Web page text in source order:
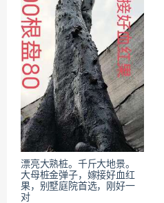
漂亮大熟桩。千斤大地景。
大母桩金弹子，嫁接好血红
果，别墅庭院首选，刚好一
对